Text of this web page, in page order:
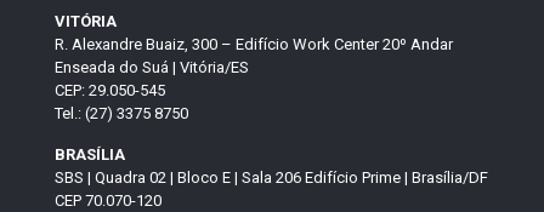
VITÓRIA
R. Alexandre Buaiz, 300 – Edifício Work Center 20º Andar
Enseada do Suá | Vitória/ES
CEP: 29.050-545
Tel.: (27) 3375 8750
BRASÍLIA
SBS | Quadra 02 | Bloco E | Sala 206 Edifício Prime | Brasília/DF
CEP 70.070-120